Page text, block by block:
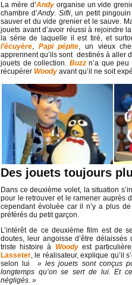
La mère d’Andyorganise un vide
chambre d’Andy. Sifli, un petit
sauver et du vide grenier et le sauve.
jouets avant d’avoir réussi à rejoindre
la série de laquelle il est tiré, et
l’écuyère, Papi pépite, un vieux
apprennent qu’ils sont destinés à aller
jouets de collection. Buzz n’a que
récupérer Woody avant qu’il ne soit
Des jouets toujours
Dans ce deuxième volet, la situation
pour le retrouver et le ramener auprès
cependant évoluée car il n’y a plus
préférés du petit garçon.
L’intérêt de ce deuxième film est de
doutes, leur angoisse d’être
triste histoire à Woodyest
Lasseter, le réalisateur, explique qu’il
selon lui
» les jouets sont conçus
longtemps qu’on se sert de lui. Et
négligés. »